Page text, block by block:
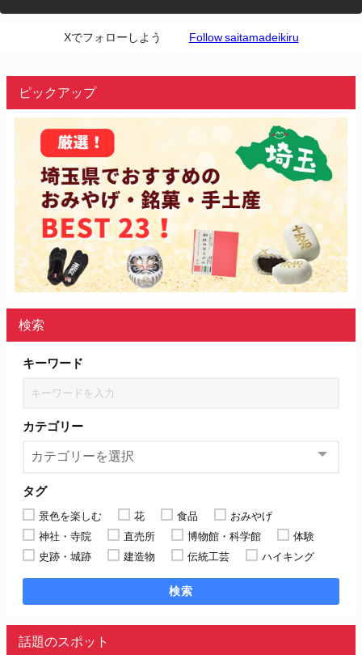
Xでフォローしよう Follow saitamadeikiru
ピックアップ
検索
キーワード
カテゴリー
タグ
景色を楽しむ 花 食品
おみやげ
神社・寺院
直売所 博物館・科学館
体験
史跡・城跡
建造物 伝統工芸 ハイキング
検索
話題のスポット